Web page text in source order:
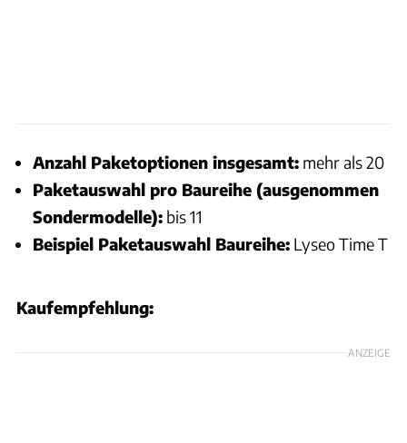
Anzahl Paketoptionen insgesamt: mehr als 20
Paketauswahl pro Baureihe (ausgenommen
Sondermodelle): bis 11
Beispiel Paketauswahl Baureihe: Lyseo Time T
Kaufempfehlung:
ANZEIGE